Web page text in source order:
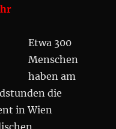
Etwa 300
Menschen
haben am
die
in Wien